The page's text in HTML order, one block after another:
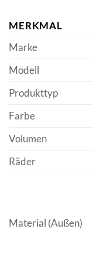
MERKMAL
Marke
Modell
Produkttyp
Farbe
Volumen
Räder
Material (Außen)